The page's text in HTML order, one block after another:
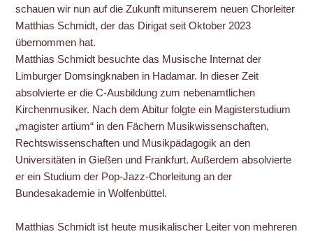
schauen wir nun auf die Zukunft mitunserem neuen Chorleiter
Matthias Schmidt, der das Dirigat seit Oktober 2023
übernommen hat.
Matthias Schmidt besuchte das Musische Internat der
Limburger Domsingknaben in Hadamar. In dieser Zeit
absolvierte er die C-Ausbildung zum nebenamtlichen
Kirchenmusiker. Nach dem Abitur folgte ein Magisterstudium
„magister artium“ in den Fächern Musikwissenschaften,
Rechtswissenschaften und Musikpädagogik an den
Universitäten in Gießen und Frankfurt. Außerdem absolvierte
er ein Studium der Pop-Jazz-Chorleitung an der
Bundesakademie in Wolfenbüttel.
Matthias Schmidt ist heute musikalischer Leiter von mehreren